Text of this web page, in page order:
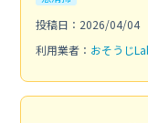
投稿日：2026/04/04
利用業者： おそうじ